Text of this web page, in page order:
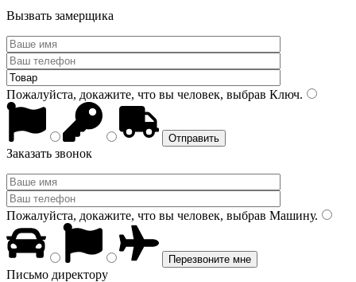
Вызвать замерщика
Пожалуйста, докажите, что вы человек, выбрав Ключ.
Заказать звонок
Пожалуйста, докажите, что вы человек, выбрав Машину.
Письмо директору